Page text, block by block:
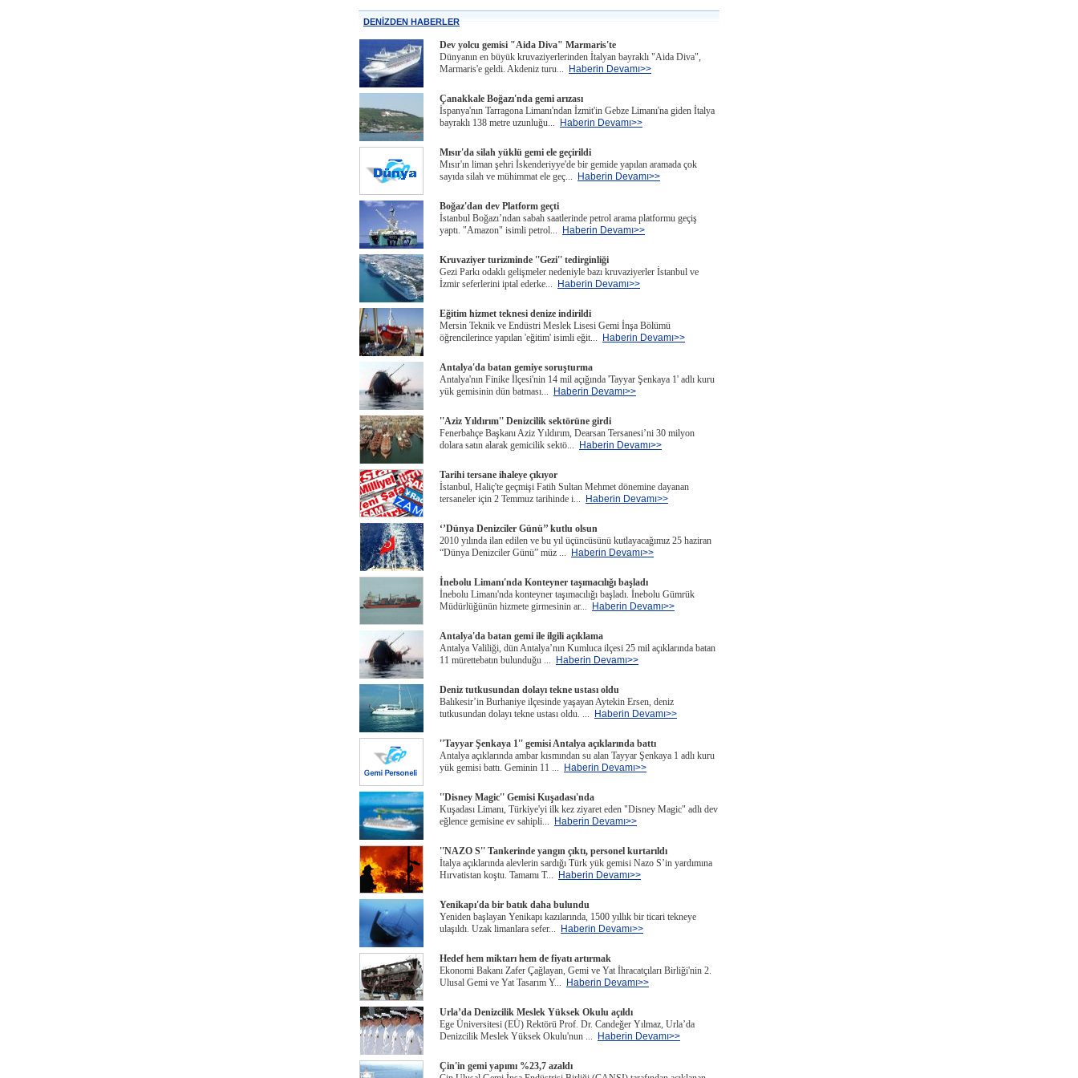
DENİZDEN HABERLER
Dev yolcu gemisi "Aida Diva" Marmaris'te
Dünyanın en büyük kruvaziyerlerinden İtalyan bayraklı "Aida Diva",
Marmaris'e geldi. Akdeniz turu...
Haberin Devamı>>
Çanakkale Boğazı'nda gemi arızası
İspanya'nın Tarragona Limanı'ndan İzmit'in Gebze Limanı'na giden İtalya
bayraklı 138 metre uzunluğu...
Haberin Devamı>>
Mısır'da silah yüklü gemi ele geçirildi
Mısır'ın liman şehri İskenderiyye'de bir gemide yapılan aramada çok
sayıda silah ve mühimmat ele geç...
Haberin Devamı>>
Boğaz'dan dev Platform geçti
İstanbul Boğazı’ndan sabah saatlerinde petrol arama platformu geçiş
yaptı. "Amazon" isimli petrol...
Haberin Devamı>>
Kruvaziyer turizminde ''Gezi'' tedirginliği
Gezi Parkı odaklı gelişmeler nedeniyle bazı kruvaziyerler İstanbul ve
İzmir seferlerini iptal ederke...
Haberin Devamı>>
Eğitim hizmet teknesi denize indirildi
Mersin Teknik ve Endüstri Meslek Lisesi Gemi İnşa Bölümü
öğrencilerince yapılan 'eğitim' isimli eğit...
Haberin Devamı>>
Antalya'da batan gemiye soruşturma
Antalya'nın Finike İlçesi'nin 14 mil açığında 'Tayyar Şenkaya 1' adlı kuru
yük gemisinin dün batması...
Haberin Devamı>>
''Aziz Yıldırım'' Denizcilik sektörüne girdi
Fenerbahçe Başkanı Aziz Yıldırım, Dearsan Tersanesi’ni 30 milyon
dolara satın alarak gemicilik sektö...
Haberin Devamı>>
Tarihi tersane ihaleye çıkıyor
İstanbul, Haliç'te geçmişi Fatih Sultan Mehmet dönemine dayanan
tersaneler için 2 Temmuz tarihinde i...
Haberin Devamı>>
‘’Dünya Denizciler Günü’’ kutlu olsun
2010 yılında ilan edilen ve bu yıl üçüncüsünü kutlayacağımız 25 haziran
“Dünya Denizciler Günü” müz ...
Haberin Devamı>>
İnebolu Limanı'nda Konteyner taşımacılığı başladı
İnebolu Limanı'nda konteyner taşımacılığı başladı. İnebolu Gümrük
Müdürlüğünün hizmete girmesinin ar...
Haberin Devamı>>
Antalya'da batan gemi ile ilgili açıklama
Antalya Valiliği, dün Antalya’nın Kumluca ilçesi 25 mil açıklarında batan
11 mürettebatın bulunduğu ...
Haberin Devamı>>
Deniz tutkusundan dolayı tekne ustası oldu
Balıkesir’in Burhaniye ilçesinde yaşayan Aytekin Ersen, deniz
tutkusundan dolayı tekne ustası oldu. ...
Haberin Devamı>>
''Tayyar Şenkaya 1'' gemisi Antalya açıklarında battı
Antalya açıklarında ambar kısmından su alan Tayyar Şenkaya 1 adlı kuru
yük gemisi battı. Geminin 11 ...
Haberin Devamı>>
''Disney Magic'' Gemisi Kuşadası'nda
Kuşadası Limanı, Türkiye'yi ilk kez ziyaret eden "Disney Magic" adlı dev
eğlence gemisine ev sahipli...
Haberin Devamı>>
''NAZO S'' Tankerinde yangın çıktı, personel kurtarıldı
İtalya açıklarında alevlerin sardığı Türk yük gemisi Nazo S’in yardımına
Hırvatistan koştu. Tamamı T...
Haberin Devamı>>
Yenikapı'da bir batık daha bulundu
Yeniden başlayan Yenikapı kazılarında, 1500 yıllık bir ticari tekneye
ulaşıldı. Uzak limanlara sefer...
Haberin Devamı>>
Hedef hem miktarı hem de fiyatı artırmak
Ekonomi Bakanı Zafer Çağlayan, Gemi ve Yat İhracatçıları Birliği'nin 2.
Ulusal Gemi ve Yat Tasarım Y...
Haberin Devamı>>
Urla’da Denizcilik Meslek Yüksek Okulu açıldı
Ege Üniversitesi (EÜ) Rektörü Prof. Dr. Candeğer Yılmaz, Urla’da
Denizcilik Meslek Yüksek Okulu'nun ...
Haberin Devamı>>
Çin'in gemi yapımı %23,7 azaldı